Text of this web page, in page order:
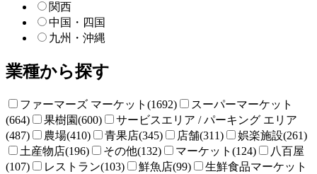
関西
中国・四国
九州・沖縄
業種から探す
ファーマーズ マーケット(1692)
スーパーマーケット
(664)
果樹園(600)
サービスエリア / パーキング エリア
(487)
農場(410) 青果店(345) 店舗(311)
娯楽施設(261)
土産物店(196)
その他(132) マーケット(124)
八百屋
(107)
レストラン(103) 鮮魚店(99)
生鮮食品マーケット